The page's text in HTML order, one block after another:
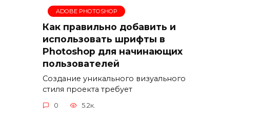
ADOBE PHOTOSHOP
Как правильно добавить и
использовать шрифты в
Photoshop для начинающих
пользователей
Создание уникального визуального
стиля проекта требует
0 5.2к.